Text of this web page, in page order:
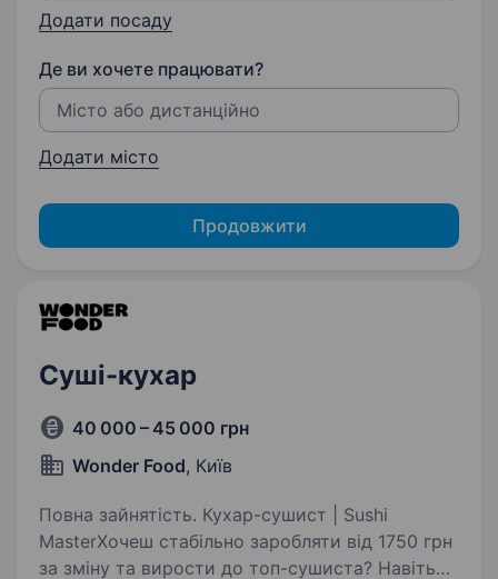
Додати посаду
Де ви хочете працювати?
Додати місто
Продовжити
Суші-кухар
40 000 – 45 000 грн
Wonder Food, Київ
Повна зайнятість. Кухар-сушист | Sushi
MasterХочеш стабільно заробляти від 1750 грн
за зміну та вирости до топ-сушиста? Навіть